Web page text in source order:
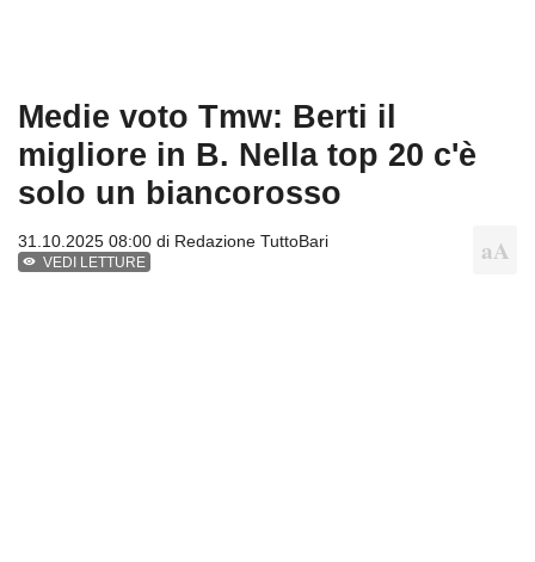
Medie voto Tmw: Berti il
migliore in B. Nella top 20 c'è
solo un biancorosso
31.10.2025 08:00 di Redazione TuttoBari
VEDI LETTURE